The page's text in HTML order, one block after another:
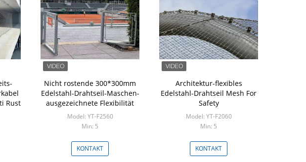
Rust
Nicht rostende 300*300mm
Edelstahl-Drahtseil-Maschen-
ausgezeichnete Flexibilität
Model: YT-F2560
Min: 5
KONTAKT
Architektur-flexibles
Edelstahl-Drahtseil Mesh For
Safety
Model: YT-F2060
Min: 5
KONTAKT